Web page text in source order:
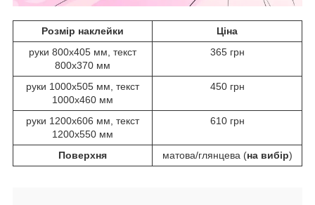
Розмір наклейки
Ціна
руки 800х405 мм, текст
800х370 мм
365 грн
руки 1000х505 мм, текст
1000х460 мм
450 грн
руки 1200х606 мм, текст
1200х550 мм
610 грн
Поверхня матова/глянцева (на вибір)